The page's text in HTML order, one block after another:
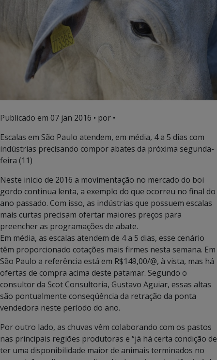
Publicado em 07 jan 2016 • por •
Escalas em São Paulo atendem, em média, 4 a 5 dias com
indústrias precisando compor abates da próxima segunda-
feira (11)
Neste inicio de 2016 a movimentação no mercado do boi
gordo continua lenta, a exemplo do que ocorreu no final do
ano passado. Com isso, as indústrias que possuem escalas
mais curtas precisam ofertar maiores preços para
preencher as programações de abate.
Em média, as escalas atendem de 4 a 5 dias, esse cenário
têm proporcionado cotações mais firmes nesta semana. Em
São Paulo a referência está em R$149,00/@, à vista, mas há
ofertas de compra acima deste patamar. Segundo o
consultor da Scot Consultoria, Gustavo Aguiar, essas altas
são pontualmente conseqüência da retração da ponta
vendedora neste período do ano.
Por outro lado, as chuvas vêm colaborando com os pastos
nas principais regiões produtoras e “já há certa condição de
ter uma disponibilidade maior de animais terminados no